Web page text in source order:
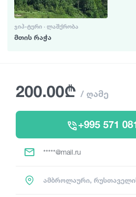
ᲯᲘᲞ-ᲢᲣᲠᲘ · ᲚᲐᲨᲥᲠᲝᲑᲐ
მთის რაჭა
200.00₾ / ღამე
+995 571
*****@mail.ru
ამბროლაური,